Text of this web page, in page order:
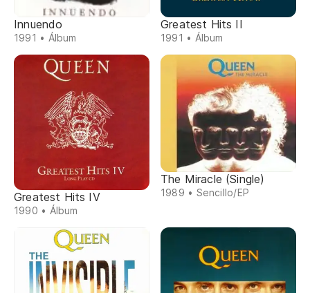
Innuendo
1991 • Álbum
Greatest Hits II
1991 • Álbum
Greatest Hits IV
1990 • Álbum
The Miracle (Single)
1989 • Sencillo/EP